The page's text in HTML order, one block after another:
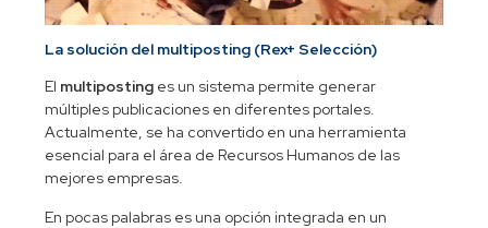
La solución del multiposting (Rex+ Selección)
El multiposting es un sistema permite generar
múltiples publicaciones en diferentes portales.
Actualmente, se ha convertido en una herramienta
esencial para el área de Recursos Humanos de las
mejores empresas.
En pocas palabras es una opción integrada en un